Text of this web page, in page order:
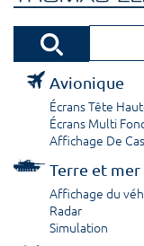
Avionique
Écrans Tête
Écrans Multi
Affichage De
Terre et mer
Affichage du
Radar
Simulation